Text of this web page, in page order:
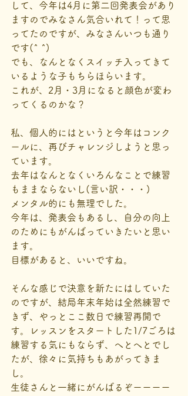
して、今年は4月に第二回発表会があり
ますのでみなさん気合いれて！って思
ってたのですが、みなさんいつも通り
です(^ ^)
でも、なんとなくスイッチ入ってきて
いるような子もちらほらいます。
これが、2月・3月になると顔色が変わ
ってくるのかな？
私、個人的にはというと今年はコンク
ールに、再びチャレンジしようと思っ
ています。
去年はなんとなくいろんなことで練習
もままならないし(言い訳・・・)
メンタル的にも無理でした。
今年は、発表会もあるし、自分の向上
のためにもがんばっていきたいと思い
ます。
目標があると、いいですね。
そんな感じで決意を新たにはしていた
のですが、結局年末年始は全然練習で
きず、やっとここ数日で練習再開で
す。レッスンをスタートした1/7ごろは
練習する気にもならず、へとへとでし
たが、徐々に気持ちもあがってきま
し。
生徒さんと一緒にがんばるぞーーーー